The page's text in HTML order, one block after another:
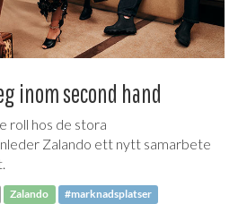
inom second hand
roll hos de stora
Zalando ett nytt samarbete
Zalando #marknadsplatser